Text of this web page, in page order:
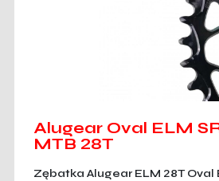
Alugear Oval ELM
MTB 28T
Zębatka Alugear ELM 28T Oval